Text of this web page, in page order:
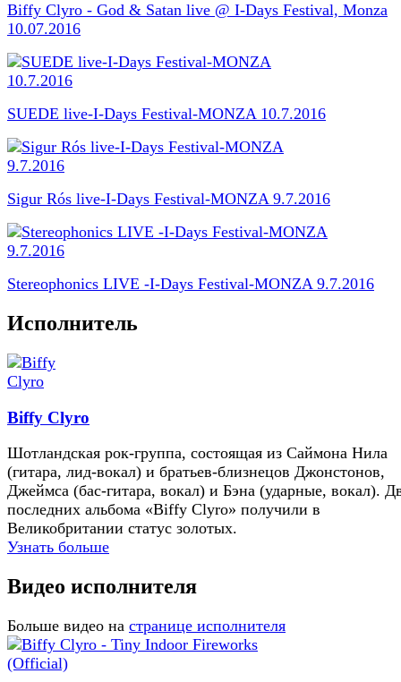
Biffy Clyro - God & Satan live @ I-Days Festival, Monza
10.07.2016
SUEDE live-I-Days Festival-MONZA 10.7.2016
Sigur Rós live-I-Days Festival-MONZA 9.7.2016
Stereophonics LIVE -I-Days Festival-MONZA 9.7.2016
Исполнитель
Biffy Clyro
Шотландская рок-группа, состоящая из Саймона Нила
(гитара, лид-вокал) и братьев-близнецов Джонстонов,
Джеймса (бас-гитара, вокал) и Бэна (ударные, вокал).
последних альбома «Biffy Clyro» получили в
Великобритании статус золотых.
Узнать больше
Видео исполнителя
Больше видео на странице исполнителя